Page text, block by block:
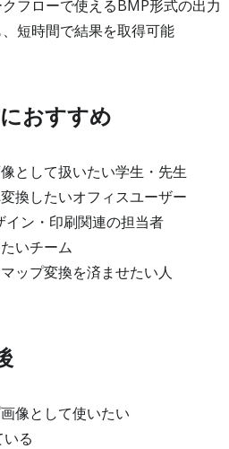
フローで使えるBMP形式の出力
短時間で結果を取得可能
おすすめ
として扱いたい学生・先生
換したいオフィスユーザー
ン・印刷関連の担当者
いチーム
ップ変換を済ませたい人
像として使いたい
る